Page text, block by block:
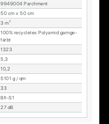
9949004 Parch­ment
50 cm x 50 cm
3 m²
100% re­cy­cle­tes Po­ly­amid garn­ge­
färbt
1323
5,3
10,2
5101 g / qm
33
Bfl-S1
27 dB